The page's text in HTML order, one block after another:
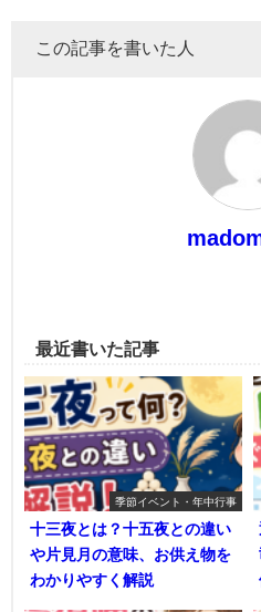
この記事を書いた人
最近書いた記事
季節イベント・年中行事
十三夜とは？十五夜との違い
や片見月の意味、お供え物を
わかりやすく解説